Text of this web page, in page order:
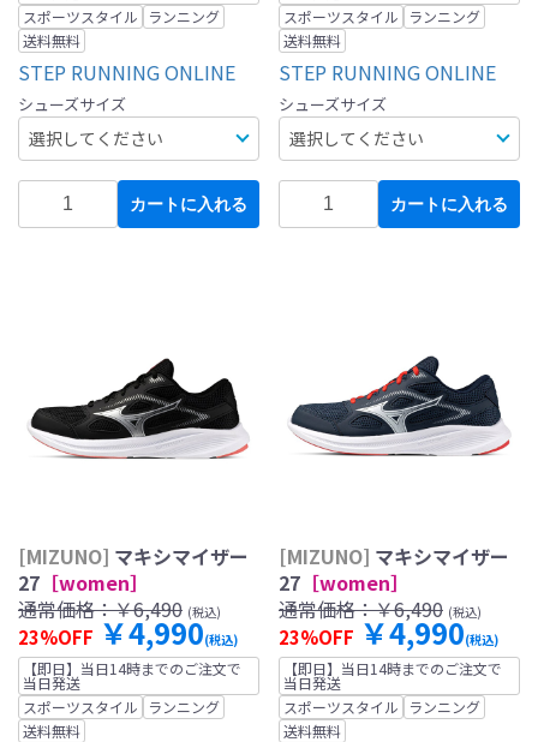
スポーツスタイル
ランニング
送料無料
STEP RUNNING ONLINE
シューズサイズ
カートに入れる
スポーツスタイル
ランニング
送料無料
STEP RUNNING ONLINE
シューズサイズ
カートに入れる
[MIZUNO] マキシマイザー
27 ［women］
通常価格：￥6,490 (税込)
23%OFF ￥4,990(税込)
【即日】当日14時までのご注文で
当日発送
スポーツスタイル
ランニング
送料無料
[MIZUNO] マキシマイザー
27 ［women］
通常価格：￥6,490 (税込)
23%OFF ￥4,990(税込)
【即日】当日14時までのご注文で
当日発送
スポーツスタイル
ランニング
送料無料